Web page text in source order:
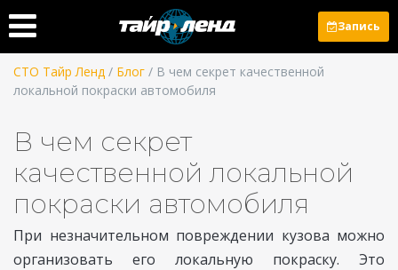
Запись
СТО Тайр Ленд / Блог / В чем секрет качественной
локальной покраски автомобиля
В чем секрет
качественной локальной
покраски автомобиля
При незначительном повреждении кузова можно
организовать его локальную покраску. Это